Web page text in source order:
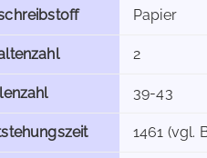
Papier
2
39-43
1461 (vgl.